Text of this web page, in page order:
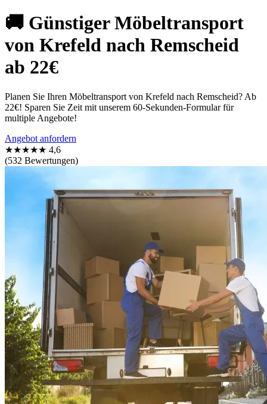
🚚 Günstiger Möbeltransport
von Krefeld nach Remscheid
ab 22€
Planen Sie Ihren Möbeltransport von Krefeld nach Remscheid? Ab
22€! Sparen Sie Zeit mit unserem 60-Sekunden-Formular für
multiple Angebote!
Angebot anfordern
★★★★★ 4,6
(532 Bewertungen)